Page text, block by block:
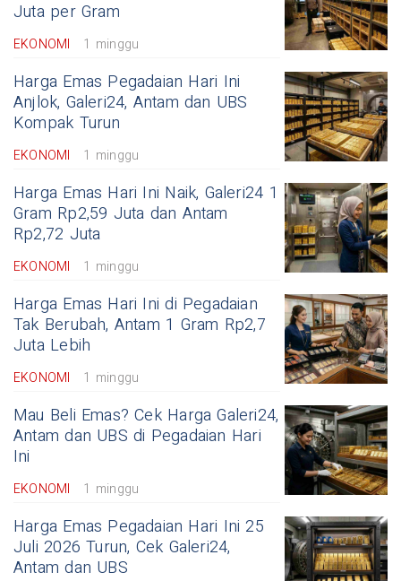
Juta per Gram
EKONOMI 1 minggu
Harga Emas Pegadaian Hari Ini
Anjlok, Galeri24, Antam dan UBS
Kompak Turun
EKONOMI 1 minggu
Harga Emas Hari Ini Naik, Galeri24 1
Gram Rp2,59 Juta dan Antam
Rp2,72 Juta
EKONOMI 1 minggu
Harga Emas Hari Ini di Pegadaian
Tak Berubah, Antam 1 Gram Rp2,7
Juta Lebih
EKONOMI 1 minggu
Mau Beli Emas? Cek Harga Galeri24,
Antam dan UBS di Pegadaian Hari
Ini
EKONOMI 1 minggu
Harga Emas Pegadaian Hari Ini 25
Juli 2026 Turun, Cek Galeri24,
Antam dan UBS